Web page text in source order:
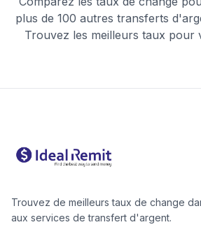
plus de 100 autres transferts
Trouvez les meilleurs taux pour
Trouvez de meilleurs taux de change
aux services de transfert d'argent.